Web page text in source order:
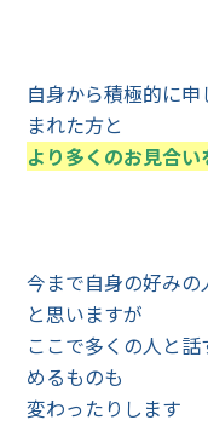
自身から積極的に
まれた方と
より多くのお見合
今まで自身の好み
と思いますが
ここで多くの人と
めるものも
変わったりします